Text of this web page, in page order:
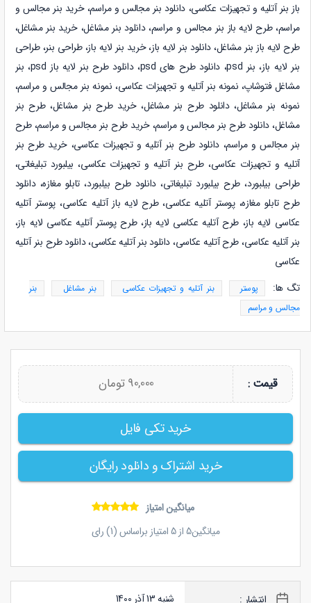
باز بنر آتلیه و تجهیزات عکاسی، دانلود بنر مجالس و مراسم، خرید بنر مجالس و
مراسم، طرح لایه باز بنر مجالس و مراسم،دانلود بنر مشاغل، خرید بنر مشاغل،
طرح لایه باز بنر مشاغل، دانلود بنر لایه باز، خرید بنر لایه باز، طراحی بنر،طراحی
بنر
لایه باز، بنر psd، دانلود طرح های psd، دانلود طرح بنر لایه باز psd، بنر
مشاغل فتوشاپ، نمونه بنر آتلیه و تجهیزات عکاسی، نمونه بنر مجالس و مراسم،
نمونه بنر مشاغل،دانلود طرح بنر مشاغل، خرید طرح بنر مشاغل، طرح بنر
مشاغل،دانلود طرح بنر مجالس و مراسم، خرید طرح بنر مجالس و مراسم، طرح
بنر مجالس و مراسم، دانلود طرح بنر آتلیه و تجهیزات عکاسی، خرید طرح بنر
آتلیه و تجهیزات عکاسی، طرح بنر آتلیه و تجهیزات عکاسی، بیلبورد تبلیغاتی،
طراحی بیلبورد، طرح بیلبورد تبلیغاتی، دانلود طرح بیلبورد، تابلو مغازه، دانلود
طرح تابلو مغازه، پوسترآتلیه عکاسی، طرح لایه بازآتلیه عکاسی، پوسترآتلیه
عکاسی لایه باز، طرحآتلیه عکاسی لایه باز، طرح پوسترآتلیه عکاسی لایه باز،
بنرآتلیه عکاسی، طرحآتلیه عکاسی، دانلود بنرآتلیه عکاسی، دانلود طرح بنرآتلیه
عکاسی
تگ ها:
پوستر بنر آتلیه و تجهیزات عکاسی بنر مشاغل
بنر
مجالس و مراسم
قیمت : 90,000 تومان
خرید تکی فایل
خرید اشتراک و دانلود رایگان
میانگین امتیاز
میانگین5از5امتیاز براساس (1) رای
انتشار : شنبه 13 آذر 1400